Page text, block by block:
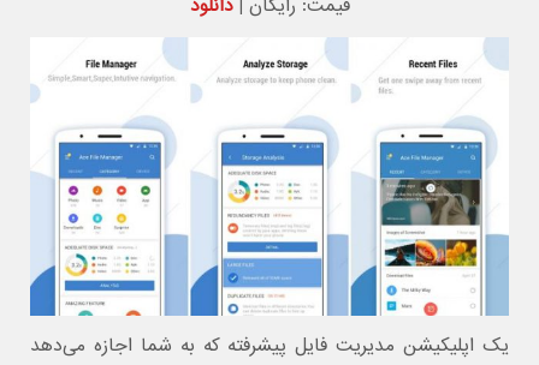
یک اپلیکیشن مدیریت فایل پیشرفته که به شما اجازه می‌دهد